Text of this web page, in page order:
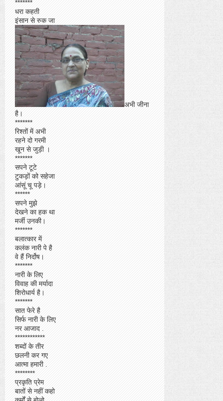
*******
धरा कहती
इंसान से रुक जा
अभी जीना
है।
*******
रिश्तों में अभी
रहने दो गरमी
खून से जुड़ी ।
*******
सपने टूटे
टुकड़ों को सहेजा
आंसूं चू पड़े।
******
सपने मुझे
देखने का हक था
मर्जी उनकी।
*******
बलात्कार में
कलंक नारी पे है
वे हैं निर्दोष।
*******
नारी के लिए
विवाह की मर्यादा
शिरोधार्य है।
*******
सात फेरे है
सिर्फ नारी के लिए
नर आजाद .
************
शब्दों के तीर
छलनी कर गए
आत्मा हमारी .
********
प्रकृति प्रेम
बातों से नहीं कहो